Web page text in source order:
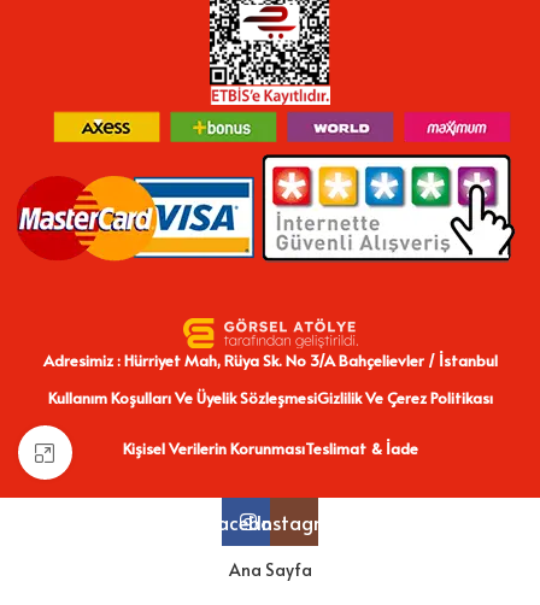
Büyütmek için tıklayın
Adresimiz : Hürriyet Mah, Rüya Sk. No 3/A Bahçelievler / İstanbul
Kullanım Koşulları Ve Üyelik SözleşmesiGizlilik Ve Çerez Politikası
Kişisel Verilerin KorunmasıTeslimat & İade
FacebookInstagram
Ana Sayfa